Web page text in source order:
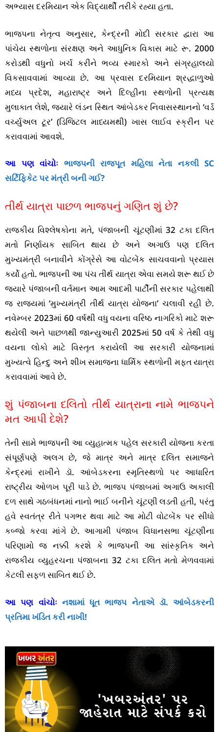
અભ્યાસ દરમિયાન એક વિદ્યાર્થી તરીકે રહ્યા હતા.
ભાજપના નેતૃત્વ અનુસાર, કેન્દ્રની મોદી સરકાર દ્વારા આ
પાંચેય સ્થળોના સંરક્ષણ અને આધુનિક વિકાસ માટે રૂ. 2000
કરોડથી વધુનો ખર્ચ કરીને ભવ્ય સ્મારકો અને સંગ્રહાલયો
વિકસાવવામાં આવ્યા છે. આ પ્રવાસ દરમિયાન શ્રદ્ધાળુઓ
મધ્ય પ્રદેશ, મહારાષ્ટ્ર અને દિલ્હીના સ્થળોની પ્રત્યક્ષ
મુલાકાત લેશે, જ્યારે લંડન સ્થિત આંબેડકર નિવાસસ્થાનનો ‘વર્ડ
વર્ચ્યુઅલ ટૂર’ (ડિજિટલ માધ્યમથી) ખાસ લાઈવ સ્ક્રીન પર
કરાવવામાં આવશે.
આ પણ વાંચોઃ ભાજપની રાજપૂત મહિલા નેતા નકલી SC
સર્ટિફિકેટ પર મંત્રી બની ગઈ?
તીર્થ યાત્રા પાછળ ભાજપનું ગણિત શું છે?
રાજકીય વિશ્લેષકોના મતે, પંજાબની ચૂંટણીમાં 32 ટકા દલિત
મતો નિર્ણાયક સાબિત થાય છે અને અગાઉ પણ દલિત
મુખ્યમંત્રી બનાવીને કોંગ્રેસે આ વોટબેંક સાચવવાનો પ્રયાસ
કર્યો હતો. ભાજપની આ પંચ તીર્થ યાત્રા એવા સમયે શરૂ થઈ છે
જ્યારે પંજાબની વર્તમાન આમ આદમી પાર્ટીની સરકાર પહેલાથી
જ રાજ્યમાં ‘મુખ્યમંત્રી તીર્થ યાત્રા યોજના’ ચલાવી રહી છે.
નવેમ્બર 2023માં 60 વર્ષથી વધુ વયના વરિષ્ઠ નાગરિકો માટે શરૂ
થયેલી અને પાછળથી જાન્યુઆરી 2025માં 50 વર્ષ કે તેથી વધુ
વયના લોકો માટે વિસ્તૃત કરાયેલી આ સરકારી યોજનામાં
મુખ્યત્વે હિન્દુ અને શીખ સમાજના ધાર્મિક સ્થળોની મફત યાત્રા
કરાવવામાં આવે છે.
શું પંજાબના દલિતો તીર્થ યાત્રાના નામે ભાજપને
મત આપી દેશે?
તેની સામે ભાજપની આ વ્યુહાત્મક પહેલ સરકારી યોજના કરતા
સંપૂર્ણપણે અલગ છે, જે માત્ર અને માત્ર દલિત સમાજને
કેન્દ્રમાં રાખીને ડૉ. આંબેડકરના સ્મૃતિસ્થળો પર આધારિત
રાષ્ટ્રીય ઓળખ પૂરી પાડે છે. ભાજપ પંજાબમાં અગાઉ અકાલી
દળ સાથે ગઠબંધનમાં નાનો ભાઈ બનીને ચૂંટણી લડતી હતી, પરંતુ
હવે સ્વતંત્ર રીતે પગભર થવા માટે આ મોટી વોટબેંક પર સીધો
કબ્જો કરવા માંગે છે. આગામી પંજાબ વિધાનસભા ચૂંટણીના
પરિણામો જ નક્કી કરશે કે ભાજપની આ સાંસ્કૃતિક અને
રાજકીય વ્યુહરચના પંજાબના 32 ટકા દલિત મતો મેળવવામાં
કેટલી સફળ સાબિત થઈ છે.
આ પણ વાંચોઃ નશામાં ધૂત ભાજપ નેતાએ ડૉ. આંબેડકરની
પ્રતિમા ખંડિત કરી નાખી!